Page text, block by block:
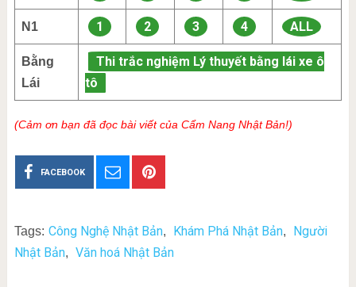
N1 1 2 3 4 ALL
Bằng
Lái
Thi trắc nghiệm Lý thuyết bằng lái xe ô
tô
(Cảm ơn bạn đã đọc bài viết của Cẩm Nang Nhật Bản!)
FACEBOOK
Tags: Công Nghệ Nhật Bản, Khám Phá Nhật Bản,
Người
Nhật Bản, Văn hoá Nhật Bản